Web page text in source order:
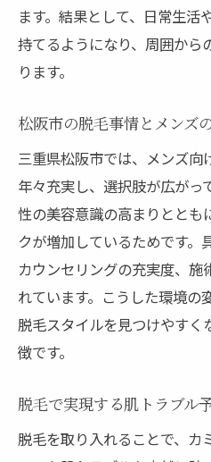
三重県のメンズ脱
医療脱毛が支持さ
脱毛でヒゲが減るま
ヒゲ脱毛の効果を
医療脱毛でツルツ
ヒゲ脱毛の施術回
三重県のヒゲ脱毛
効果を感じるタイ
脱毛後の肌ケアで快適な
脱毛後の正しい保
ます。結果として、日常生活
持てるようになり、周囲から
ります。
松阪市の脱毛事情とメンズ
三重県松阪市では、メンズ向
年々充実し、選択肢が広がっ
性の美容意識の高まりととも
クが増加しているためです。
カウンセリングの充実度、施
れています。こうした環境の
脱毛スタイルを見つけやすく
徴です。
脱毛で実現する肌トラブル
脱毛を取り入れることで、カ